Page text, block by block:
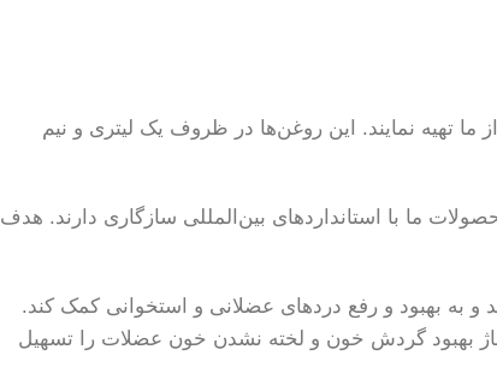
تهیه نمایند. این روغن‌ها در ظروف یک لیتری و نیم
ما با استانداردهای بین‌المللی سازگاری دارند. هدف
به بهبود و رفع دردهای عضلانی و استخوانی کمک کند.
بهبود گردش خون و لخته نشدن خون عضلات را تسهیل